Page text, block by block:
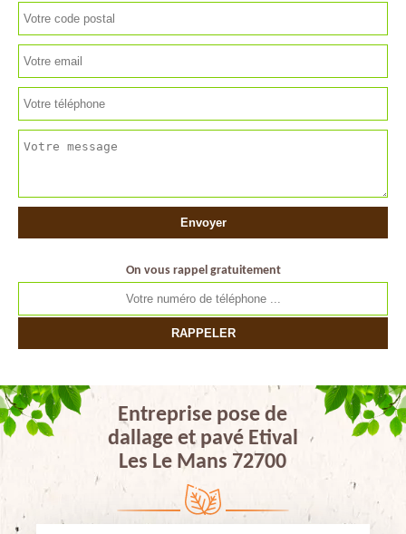
On vous rappel gratuitement
Entreprise pose de
dallage et pavé Etival
Les Le Mans 72700